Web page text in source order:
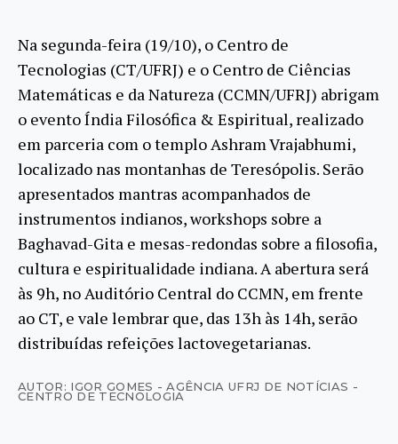
Na segunda-feira (19/10), o Centro de
Tecnologias (CT/UFRJ) e o Centro de Ciências
Matemáticas e da Natureza (CCMN/UFRJ) abrigam
o evento Índia Filosófica & Espiritual, realizado
em parceria com o templo Ashram Vrajabhumi,
localizado nas montanhas de Teresópolis. Serão
apresentados mantras acompanhados de
instrumentos indianos, workshops sobre a
Baghavad-Gita e mesas-redondas sobre a filosofia,
cultura e espiritualidade indiana. A abertura será
às 9h, no Auditório Central do CCMN, em frente
ao CT, e vale lembrar que, das 13h às 14h, serão
distribuídas refeições lactovegetarianas.
AUTOR: IGOR GOMES - AGÊNCIA UFRJ DE NOTÍCIAS -
CENTRO DE TECNOLOGIA